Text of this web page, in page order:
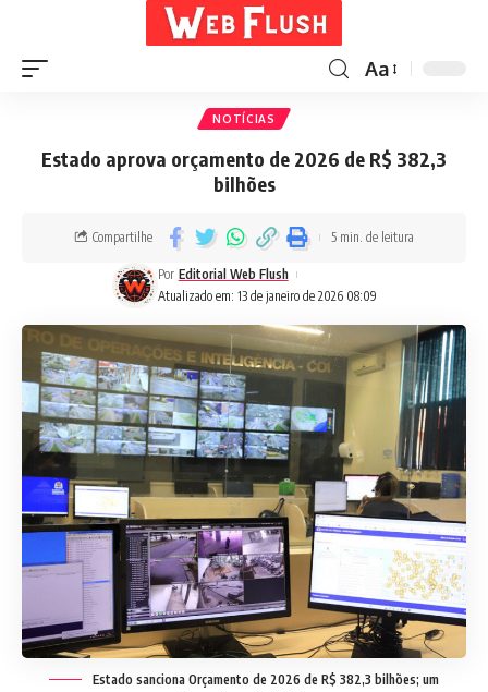
Aa
NOTÍCIAS
Estado aprova orçamento de 2026 de R$ 382,3
bilhões
Atualizado em: 13 de janeiro de 2026 08:09
Por Editorial Web Flush
Compartilhe 5 min. de leitura
Estado sanciona Orçamento de 2026 de R$ 382,3 bilhões; um